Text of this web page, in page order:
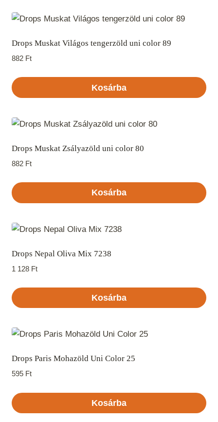
Drops Muskat Világos tengerzöld uni color 89
882 Ft
Kosárba
Drops Muskat Zsályazöld uni color 80
882 Ft
Kosárba
Drops Nepal Oliva Mix 7238
1 128 Ft
Kosárba
Drops Paris Mohazöld Uni Color 25
595 Ft
Kosárba